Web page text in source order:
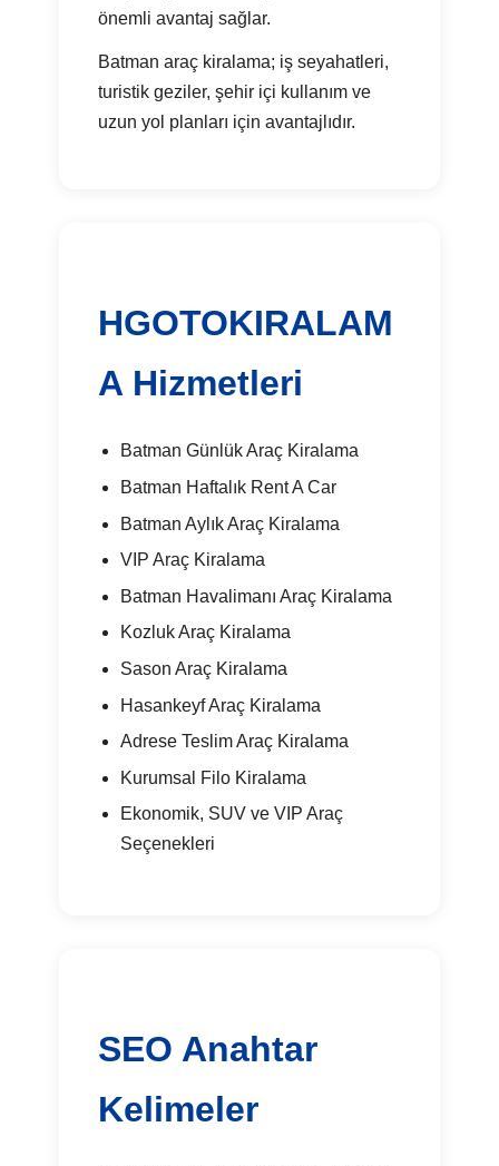
önemli avantaj sağlar.
Batman araç kiralama; iş seyahatleri,
turistik geziler, şehir içi kullanım ve
uzun yol planları için avantajlıdır.
HGOTOKIRALAM
A Hizmetleri
Batman Günlük Araç Kiralama
Batman Haftalık Rent A Car
Batman Aylık Araç Kiralama
VIP Araç Kiralama
Batman Havalimanı Araç Kiralama
Kozluk Araç Kiralama
Sason Araç Kiralama
Hasankeyf Araç Kiralama
Adrese Teslim Araç Kiralama
Kurumsal Filo Kiralama
Ekonomik, SUV ve VIP Araç
Seçenekleri
SEO Anahtar
Kelimeler